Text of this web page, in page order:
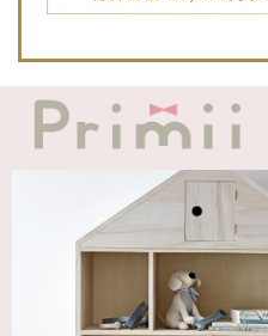
発送も届くのも早かったです
て嬉しかったです🎈誕生日に
2025/12/02